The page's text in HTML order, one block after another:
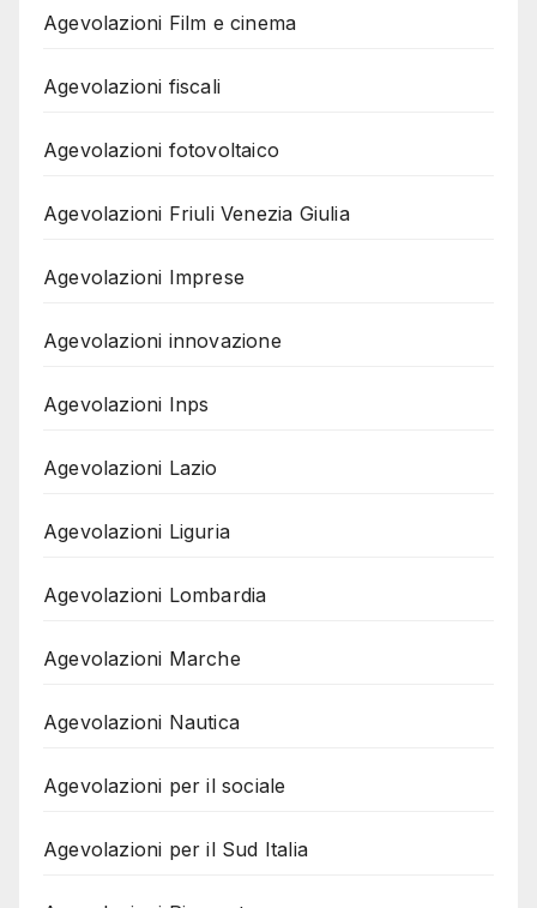
Agevolazioni Film e cinema
Agevolazioni fiscali
Agevolazioni fotovoltaico
Agevolazioni Friuli Venezia Giulia
Agevolazioni Imprese
Agevolazioni innovazione
Agevolazioni Inps
Agevolazioni Lazio
Agevolazioni Liguria
Agevolazioni Lombardia
Agevolazioni Marche
Agevolazioni Nautica
Agevolazioni per il sociale
Agevolazioni per il Sud Italia